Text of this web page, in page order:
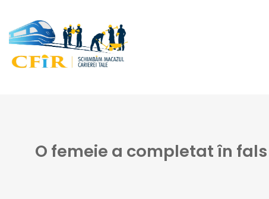
O femeie a completat în